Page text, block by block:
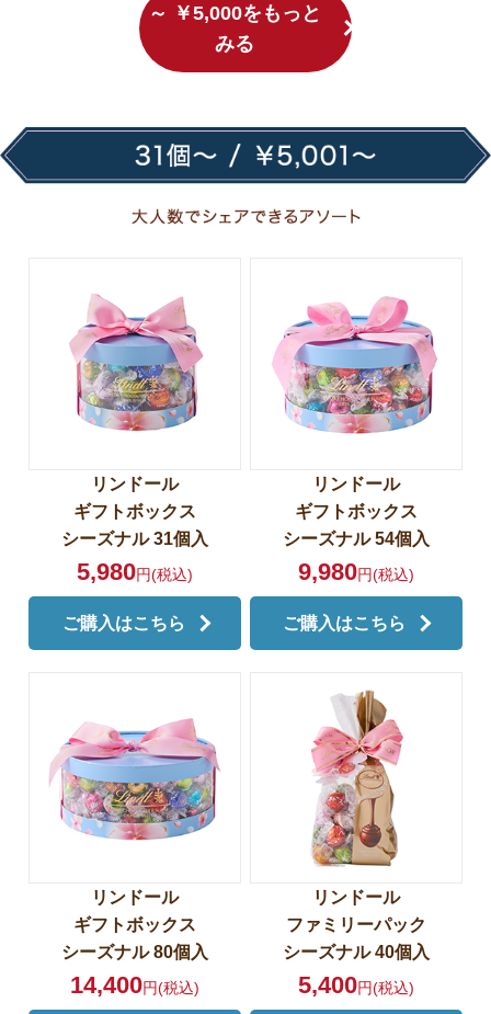
～ ￥5,000をもっと
みる
リンドール
ギフトボックス
シーズナル 31個入
5,980円(税込)
ご購入はこちら
リンドール
ギフトボックス
シーズナル 54個入
9,980円(税込)
ご購入はこちら
リンドール
ギフトボックス
シーズナル 80個入
14,400円(税込)
リンドール
ファミリーパック
シーズナル 40個入
5,400円(税込)